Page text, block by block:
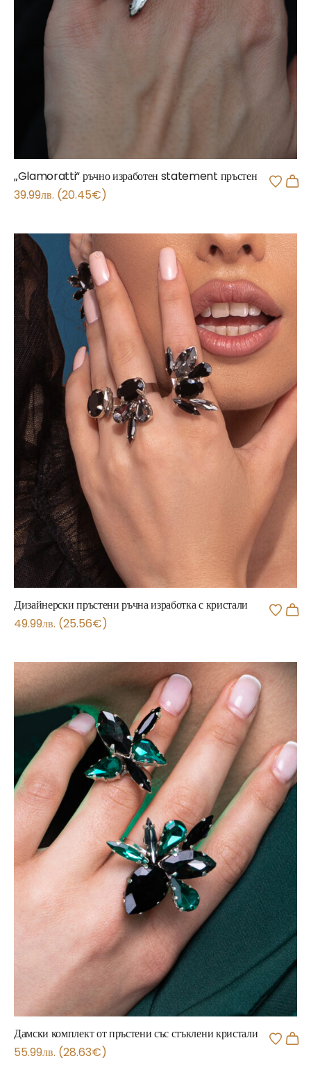
„Glamoratti“ ръчно изработен statement пръстен
39.99лв. (20.45€)
Дизайнерски пръстени ръчна изработка с кристали
49.99лв. (25.56€)
Дамски комплект от пръстени със стъклени кристали
55.99лв. (28.63€)